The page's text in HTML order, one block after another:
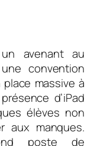
avenant au
convention
massive à
d’iPad
élèves non
aux manques.
poste de